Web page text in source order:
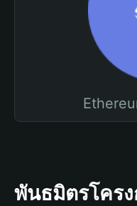
พันธมิตรโคร